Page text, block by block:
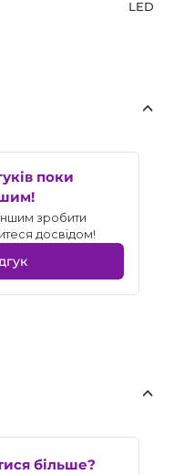
LED
поки
зробити
досвідом!
більше?